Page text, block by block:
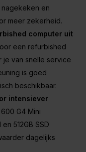
en
meer zekerheid.
computer uit
een refurbished
je van snelle service
is goed
beschikbaar.
intensiever
G4 Mini
512GB SSD
dagelijks